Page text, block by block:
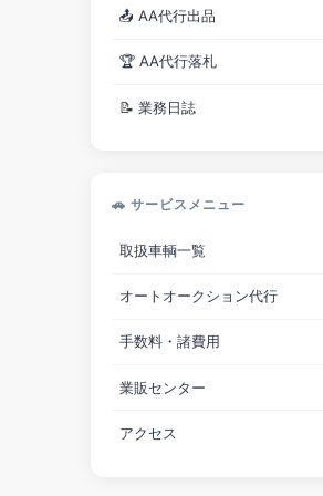
📤 AA代行出品
🏆 AA代行落札
📝 業務日誌
🚗 サービスメニュー
取扱車輌一覧
オートオークション代行
手数料・諸費用
業販センター
アクセス